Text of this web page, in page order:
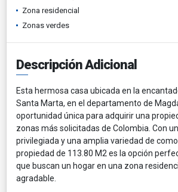
Zona residencial
Zonas verdes
Descripción Adicional
Esta hermosa casa ubicada en la
Santa Marta, en el departamento de
oportunidad única para adquirir una
zonas más solicitadas de Colombia. Con
privilegiada y una amplia variedad de
propiedad de 113.80 M2 es la opción
que buscan un hogar en una zona
agradable.